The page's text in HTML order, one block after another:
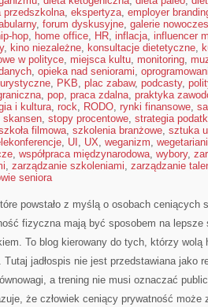
przedszkolna, ekspertyza, employer
, forum dyskusyjne, galerie
hop, home office, HR, inflacja, influencer
, kino niezależne, konsultacje dietetyczne,
w polityce, miejsca kultu, monitoring,
, opieka nad seniorami,
, PKB, plac zabaw, podcasty,
, pop, praca zdalna, praktyka
i kultura, rock, RODO, rynki finansowe,
skansen, stopy procentowe, strategia
filmowa, szkolenia branżowe, sztuka
, UI , UX, weganizm,
, współpraca międzynarodowa, wybory,
, zarządzanie szkoleniami, zarządzanie
seniora
powstało z myślą o osobach ceniących
fizyczna mają być sposobem na lepsze
To blog kierowany do tych, którzy wolą
Tutaj jadłospis nie jest przedstawiana jako
a trening nie musi oznaczać
że człowiek ceniący prywatność może